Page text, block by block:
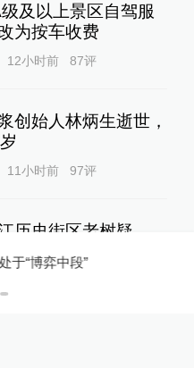
及以上景区自驾服
为按车收费
12小时前 87评
创始人林炳生逝世，
11小时前 97评
历史街区老树疑
灌药”，姑苏区住建
续跟进救助事宜
17小时前
于“博弈中段”